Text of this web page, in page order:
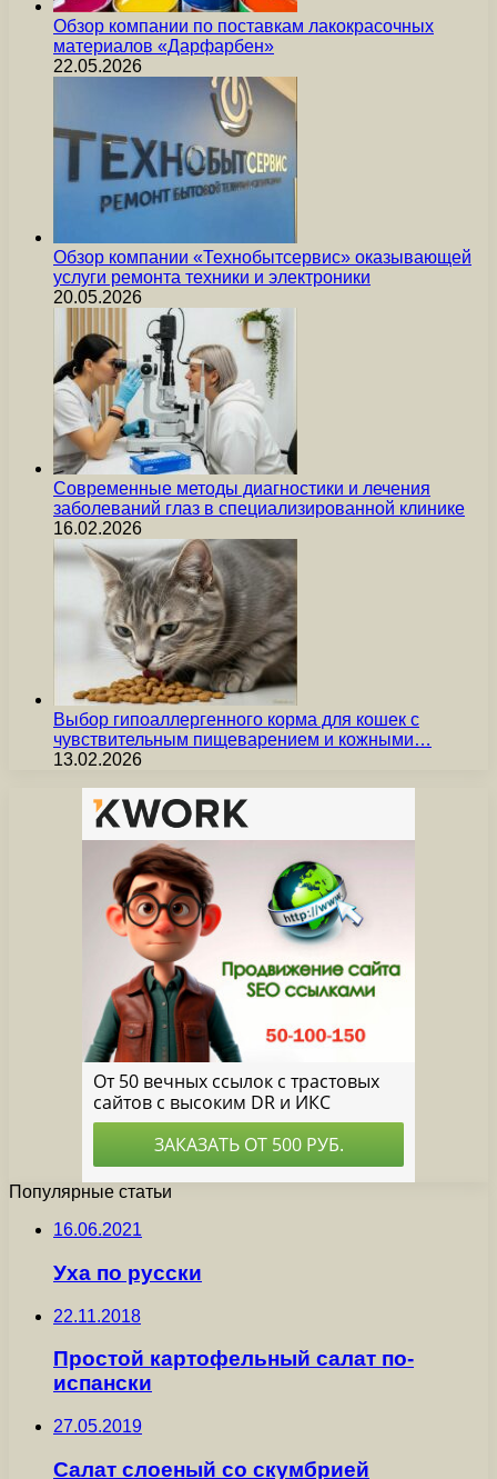
Обзор компании по поставкам лакокрасочных
материалов «Дарфарбен»
22.05.2026
Обзор компании «Технобытсервис» оказывающей
услуги ремонта техники и электроники
20.05.2026
Современные методы диагностики и лечения
заболеваний глаз в специализированной клинике
16.02.2026
Выбор гипоаллергенного корма для кошек с
чувствительным пищеварением и кожными…
13.02.2026
Популярные статьи
16.06.2021
Уха по русски
22.11.2018
Простой картофельный салат по-
испански
27.05.2019
Салат слоеный со скумбрией